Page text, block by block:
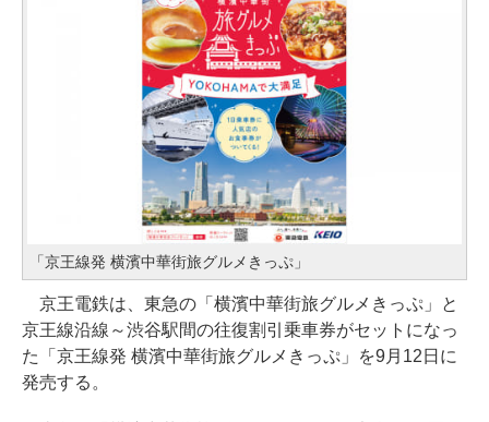
「京王線発 横濱中華街旅グルメきっぷ」
京王電鉄は、東急の「横濱中華街旅グルメきっぷ」と
京王線沿線～渋谷駅間の往復割引乗車券がセットになっ
た「京王線発 横濱中華街旅グルメきっぷ」を9月12日に
発売する。